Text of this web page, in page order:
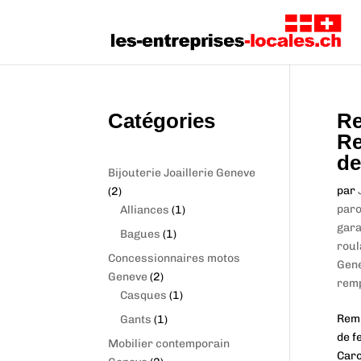
par
de
Catégories
Bijouterie Joaillerie Geneve
22
p
r
d
u
c
t
s
Alliances 11
o
u
t
Bagues 11
o
c
Concessionnaires motos
Geneve 22
p
r
d
Casques 11
o
Gants 11
Mobilier contemporain